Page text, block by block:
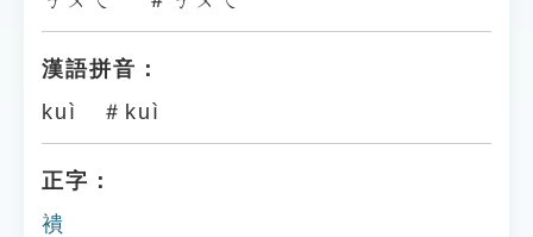
漢語拼音：
kuì ＃kuì
正字：
䙡